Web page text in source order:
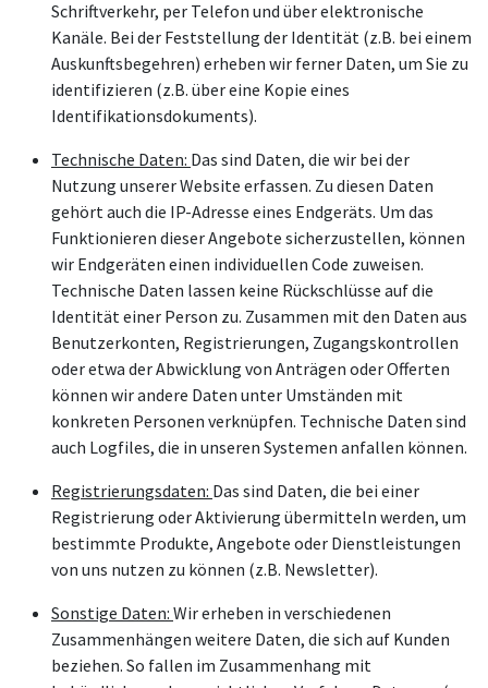
Schriftverkehr, per Telefon und über elektronische
Kanäle. Bei der Feststellung der Identität (z.B. bei einem
Auskunftsbegehren) erheben wir ferner Daten, um Sie zu
identifizieren (z.B. über eine Kopie eines
Identifikationsdokuments).
Technische Daten: Das sind Daten, die wir bei der
Nutzung unserer Website erfassen. Zu diesen Daten
gehört auch die IP-Adresse eines Endgeräts. Um das
Funktionieren dieser Angebote sicherzustellen, können
wir Endgeräten einen individuellen Code zuweisen.
Technische Daten lassen keine Rückschlüsse auf die
Identität einer Person zu. Zusammen mit den Daten aus
Benutzerkonten, Registrierungen, Zugangskontrollen
oder etwa der Abwicklung von Anträgen oder Offerten
können wir andere Daten unter Umständen mit
konkreten Personen verknüpfen. Technische Daten sind
auch Logfiles, die in unseren Systemen anfallen können.
Registrierungsdaten: Das sind Daten, die bei einer
Registrierung oder Aktivierung übermitteln werden, um
bestimmte Produkte, Angebote oder Dienstleistungen
von uns nutzen zu können (z.B. Newsletter).
Sonstige Daten: Wir erheben in verschiedenen
Zusammenhängen weitere Daten, die sich auf Kunden
beziehen. So fallen im Zusammenhang mit